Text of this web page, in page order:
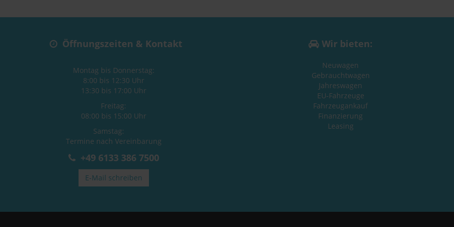
Öffnungszeiten & Kontakt
Montag bis Donnerstag:
8:00 bis 12:30 Uhr
13:30 bis 17:00 Uhr
Freitag:
08:00 bis 15:00 Uhr
Samstag:
Termine nach Vereinbarung
+49 6133 386 7500
E-Mail schreiben
Wir bieten:
Neuwagen
Gebrauchtwagen
Jahreswagen
EU-Fahrzeuge
Fahrzeugankauf
Finanzierung
Leasing